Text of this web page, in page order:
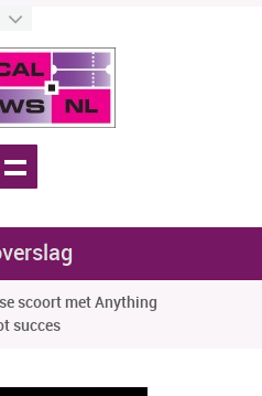
scoort met Anything
succes